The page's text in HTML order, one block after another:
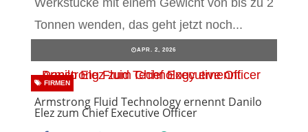
Werkstücke mit einem Gewicht von bis zu 2
Tonnen wenden, das geht jetzt noch...
APR. 2, 2026
Armstrong Fluid Technology ernennt Danilo
Elez zum Chief Executive Officer
FIRMEN